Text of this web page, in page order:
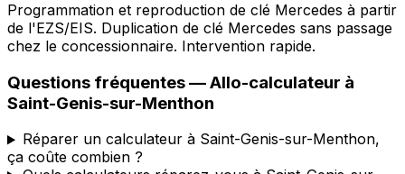
Programmation et reproduction de clé Mercedes à partir
de l'EZS/EIS. Duplication de clé Mercedes sans passage
chez le concessionnaire. Intervention rapide.
Questions fréquentes —Allo-calculateur à
Saint-Genis-sur-Menthon
Réparer un calculateur à Saint-Genis-sur-Menthon,
ça coûte combien ?